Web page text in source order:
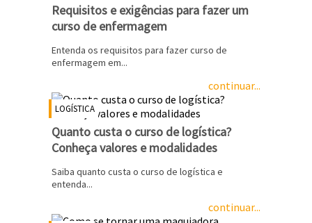
Requisitos e exigências para fazer um
curso de enfermagem
Entenda os requisitos para fazer curso de
enfermagem em...
continuar...
LOGÍSTICA
Quanto custa o curso de logística?
Conheça valores e modalidades
Saiba quanto custa o curso de logística e
entenda...
continuar...